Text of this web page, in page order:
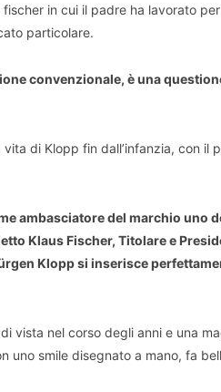
in cui il padre ha lavorato
particolare.
convenzionale, è una
di Klopp fin dall’infanzia, con il
ambasciatore del marchio uno
Klaus Fischer, Titolare e
Klopp si inserisce
vista nel corso degli anni e una
uno smile disegnato a mano, fa